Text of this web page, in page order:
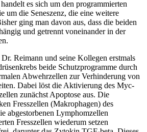
es sich um den programmierten
um die Seneszenz, die eine weitere
ging man davon aus, dass die beiden
und getrennt voneinander in der
Reimann und seine Kollegen erstmals
beide Schutzprogramme durch
Abwehrzellen zur Verhinderung von
Dabei löst die Aktivierung des Myc-
zunächst Apoptose aus. Die
Fresszellen (Makrophagen) des
abgestorbenen Lymphomzellen
Fresszellen wiederum setzen